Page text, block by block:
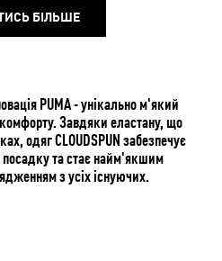
БІЛЬШЕ
PUMA - унікально м'який
Завдяки еластану, що
одяг CLOUDSPUN забезпечує
та стає найм'якшим
з усіх існуючих.